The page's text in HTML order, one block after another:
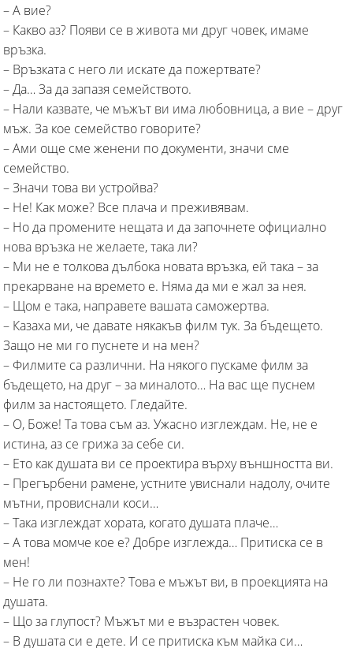
– А вие?
– Какво аз? Появи се в живота ми друг човек, имаме
връзка.
– Връзката с него ли искате да пожертвате?
– Да… За да запазя семейството.
– Нали казвате, че мъжът ви има любовница, а вие – друг
мъж. За кое семейство говорите?
– Ами още сме женени по документи, значи сме
семейство.
– Значи това ви устройва?
– Не! Как може? Все плача и преживявам.
– Но да промените нещата и да започнете официално
нова връзка не желаете, така ли?
– Ми не е толкова дълбока новата връзка, ей така – за
прекарване на времето е. Няма да ми е жал за нея.
– Щом е така, направете вашата саможертва.
– Казаха ми, че давате някакъв филм тук. За бъдещето.
Защо не ми го пуснете и на мен?
– Филмите са различни. На някого пускаме филм за
бъдещето, на друг – за миналото… На вас ще пуснем
филм за настоящето. Гледайте.
– О, Боже! Та това съм аз. Ужасно изглеждам. Не, не е
истина, аз се грижа за себе си.
– Ето как душата ви се проектира върху външността ви.
– Прегърбени рамене, устните увиснали надолу, очите
мътни, провиснали коси…
– Така изглеждат хората, когато душата плаче…
– А това момче кое е? Добре изглежда… Притиска се в
мен!
– Не го ли познахте? Това е мъжът ви, в проекцията на
душата.
– Що за глупост? Мъжът ми е възрастен човек.
– В душата си е дете. И се притиска към майка си…